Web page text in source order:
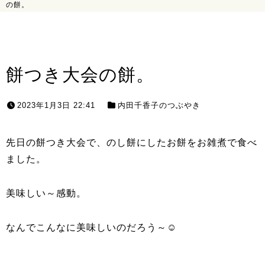
の餅。
餅つき大会の餅。
2023年1月3日 22:41 内田千香子のつぶやき
先日の餅つき大会で、のし餅にしたお餅をお雑煮で食べ
ました。
美味しい～感動。
なんでこんなに美味しいのだろう～☺